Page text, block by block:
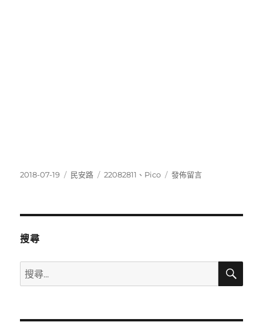
發
2018-07-19
分
民安路
標
22082811 、 Pico
在
發佈留言
搜尋
搜
尋
鍵
搜